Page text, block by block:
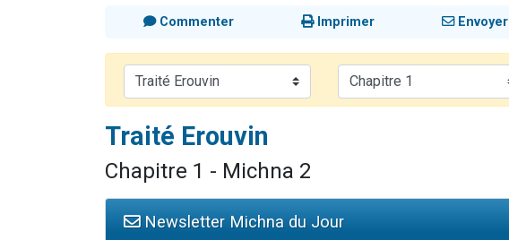
Commenter Imprimer Envoyer
Traité Erouvin
Chapitre 1 - Michna 2
Newsletter Michna du Jour